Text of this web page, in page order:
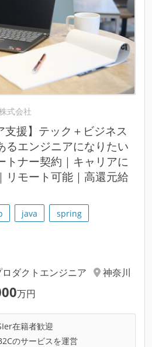
式会社
支援】テック＋ビジネス
るエンジニアになりたい
トナー契約｜キャリアに
リモート可能｜高還元給
java
spring
ダクトエンジニア
神奈川
万円
在籍者歓迎
のサービスを運営